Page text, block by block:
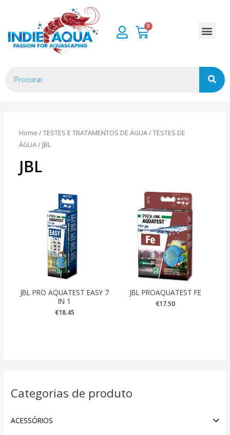
Categorias de produto
ACESSÓRIOS
Home /TESTES E TRATAMENTOS DE ÁGUA/TESTES DE
ÁGUA/ JBL
JBL
JBL PRO AQUATEST EASY 7
IN 1
€18.45
JBL PROAQUATEST FE
€17.50